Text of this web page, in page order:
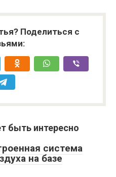
Поделиться с
быть интересно
система
на базе